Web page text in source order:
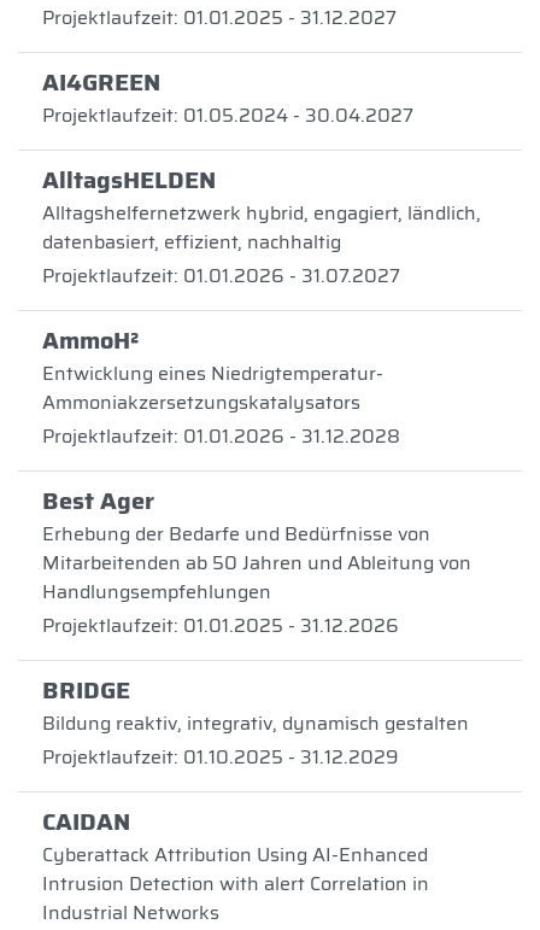
Projektlaufzeit: 01.01.2025 - 31.12.2027
AI4GREEN
Projektlaufzeit: 01.05.2024 - 30.04.2027
AlltagsHELDEN
Alltagshelfernetzwerk hybrid, engagiert, ländlich,
datenbasiert, effizient, nachhaltig
Projektlaufzeit: 01.01.2026 - 31.07.2027
AmmoH²
Entwicklung eines Niedrigtemperatur-
Ammoniakzersetzungskatalysators
Projektlaufzeit: 01.01.2026 - 31.12.2028
Best Ager
Erhebung der Bedarfe und Bedürfnisse von
Mitarbeitenden ab 50 Jahren und Ableitung von
Handlungsempfehlungen
Projektlaufzeit: 01.01.2025 - 31.12.2026
BRIDGE
Bildung reaktiv, integrativ, dynamisch gestalten
Projektlaufzeit: 01.10.2025 - 31.12.2029
CAIDAN
Cyberattack Attribution Using AI-Enhanced
Intrusion Detection with alert Correlation in
Industrial Networks